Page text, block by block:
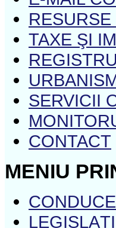
TAXE ŞI
SERVICII
CONTACT
MENIU